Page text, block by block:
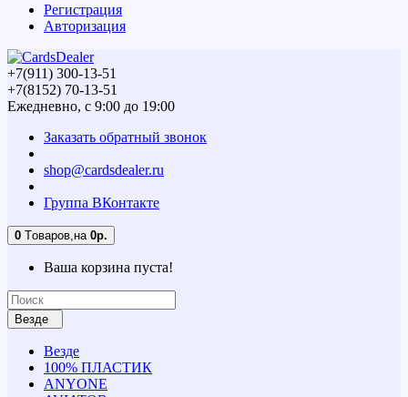
Регистрация
Авторизация
+7(911) 300-13-51
+7(8152) 70-13-51
Ежедневно, с 9:00 до 19:00
Заказать обратный звонок
shop@cardsdealer.ru
Группа ВКонтакте
0 Tоваров, на 0р.
Ваша корзина пуста!
Везде
Везде
100% ПЛАСТИК
ANYONE